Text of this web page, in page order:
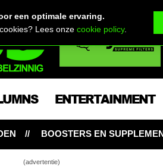
ENTERTAINMENT
NOODZAKELIJK VOOR
(advertentie)
een optimale ervaring.
Lees onzecookie policy.